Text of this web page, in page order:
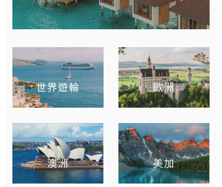
世界遊輪 歐洲
澳洲 美加